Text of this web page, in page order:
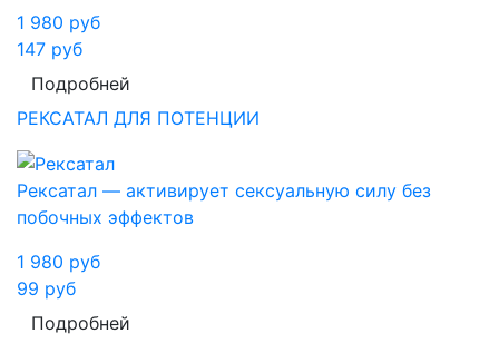
1 980 руб
147 руб
Подробней
РЕКСАТАЛ ДЛЯ ПОТЕНЦИИ
Рексатал — активирует сексуальную силу без
побочных эффектов
1 980 руб
99 руб
Подробней